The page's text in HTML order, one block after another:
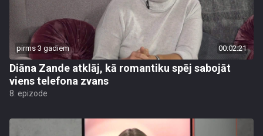
pirms 3 gadiem 00:02:21
Diāna Zande atklāj, kā romantiku spēj sabojāt
viens telefona zvans
8. epizode